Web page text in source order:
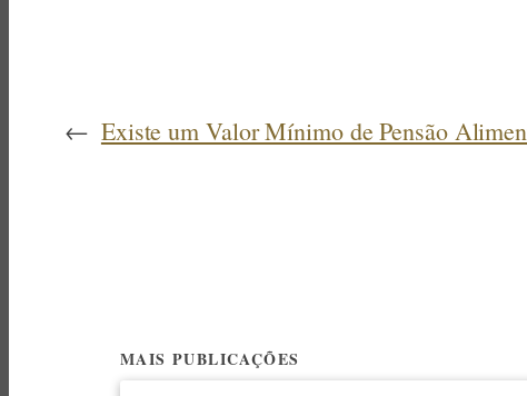
← Existe um Valor Mínimo de Pensão
MAIS PUBLICAÇÕES